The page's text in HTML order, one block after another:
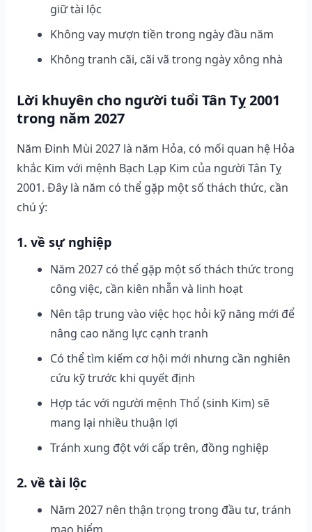
giữ tài lộc
Không vay mượn tiền trong ngày đầu năm
Không tranh cãi, cãi vã trong ngày xông nhà
Lời khuyên cho người tuổi Tân Tỵ 2001
trong năm 2027
Năm Đinh Mùi 2027 là năm Hỏa, có mối quan hệ Hỏa
khắc Kim với mệnh Bạch Lạp Kim của người Tân Tỵ
2001. Đây là năm có thể gặp một số thách thức, cần
chú ý:
1. về sự nghiệp
Năm 2027 có thể gặp một số thách thức trong
công việc, cần kiên nhẫn và linh hoạt
Nên tập trung vào việc học hỏi kỹ năng mới để
nâng cao năng lực cạnh tranh
Có thể tìm kiếm cơ hội mới nhưng cần nghiên
cứu kỹ trước khi quyết định
Hợp tác với người mệnh Thổ (sinh Kim) sẽ
mang lại nhiều thuận lợi
Tránh xung đột với cấp trên, đồng nghiệp
2. về tài lộc
Năm 2027 nên thận trọng trong đầu tư, tránh